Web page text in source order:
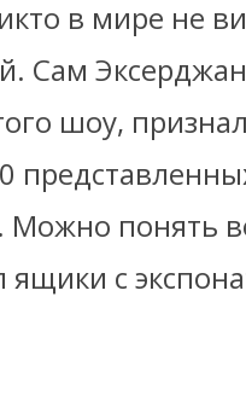
в мире не
Сам
шоу,
понять
ящики с